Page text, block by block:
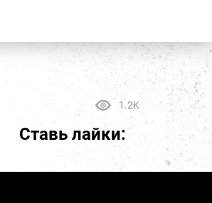
1.2K
Ставь лайки: